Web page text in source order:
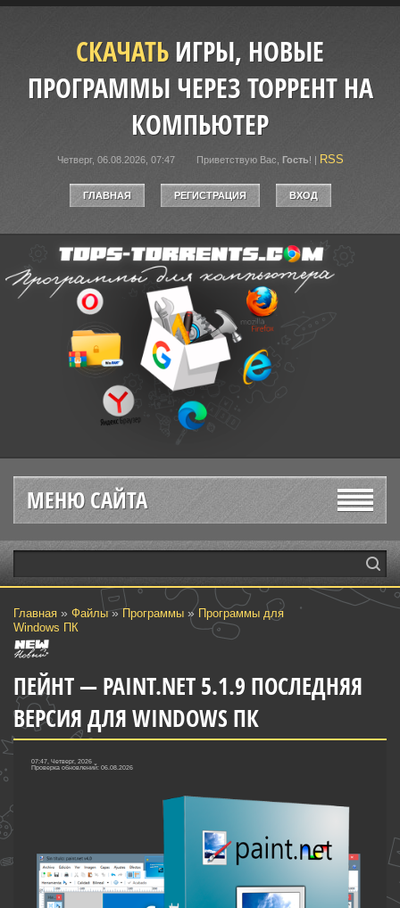
СКАЧАТЬИГРЫ, НОВЫЕ
ПРОГРАММЫ ЧЕРЕЗ ТОРРЕНТ НА
КОМПЬЮТЕР
Четверг, 06.08.2026, 07:47 Приветствую Вас Гость! | RSS
ГЛАВНАЯ РЕГИСТРАЦИЯ ВХОД
МЕНЮ САЙТА
Главная » Файлы»Программы » Программы для
Windows ПК
ПЕЙНТ — PAINT.NET 5.1.9 ПОСЛЕДНЯЯ
ВЕРСИЯ ДЛЯ WINDOWS ПК
07:47, Четверг, 2026
Проверка обновлений: 06.08.2026